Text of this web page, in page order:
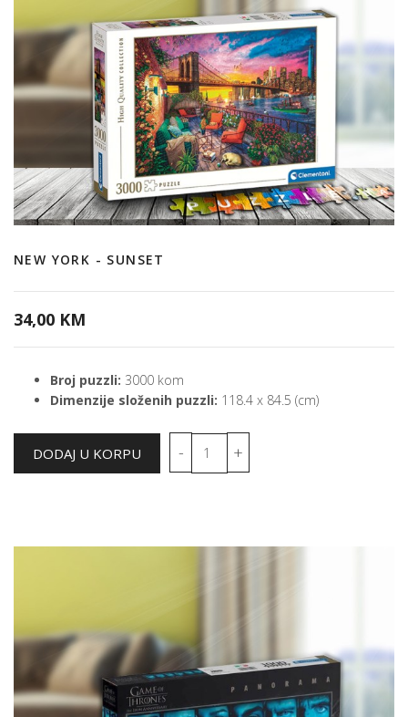
NEW YORK - SUNSET
34,00 KM
Broj puzzli: 3000 kom
Dimenzije složenih puzzli: 118.4 x 84.5 (cm)